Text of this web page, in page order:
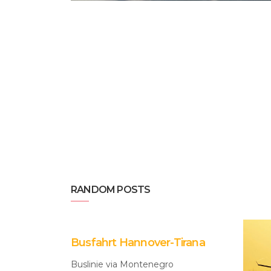
RANDOM POSTS
Busfahrt Hannover-Tirana
Buslinie via Montenegro